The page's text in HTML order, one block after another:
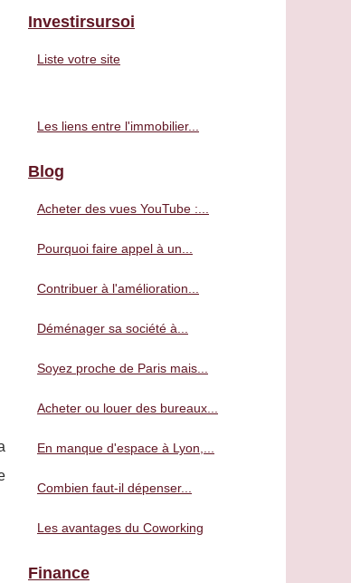
Investirsursoi
Liste votre site
Les liens entre l'immobilier...
Blog
Acheter des vues YouTube :...
Pourquoi faire appel à un...
Contribuer à l'amélioration...
Déménager sa société à...
Soyez proche de Paris mais...
Acheter ou louer des bureaux...
En manque d'espace à Lyon,...
Combien faut-il dépenser...
Les avantages du Coworking
Finance